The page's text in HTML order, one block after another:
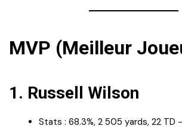
MVP (Meilleur
1. Russell Wilson
Stats : 68.3%, 2 505 yards, 22 TD –